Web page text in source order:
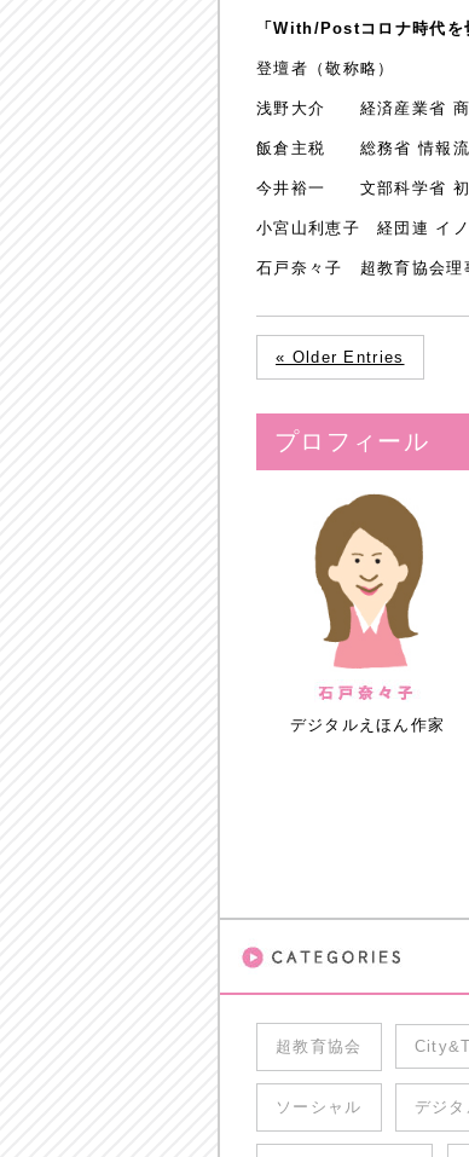
「With/Postコロナ時代を
登壇者（敬称略）
浅野大介 経済産業省 商
飯倉主税 総務省 情報流
今井裕一 文部科学省 初
小宮山利恵子 経団連 イ
石戸奈々子 超教育協会理
« Older Entries
プロフィール
デジタルえほん作家
超教育協会
ソーシャル デジ